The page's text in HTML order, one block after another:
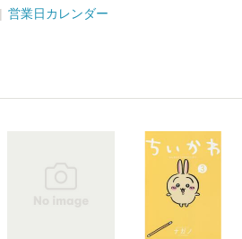
営業日カレンダー